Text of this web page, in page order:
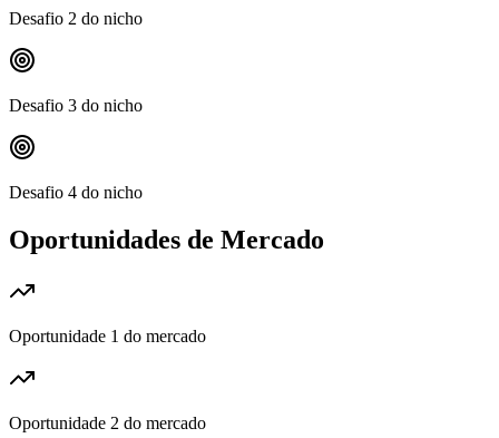
Desafio 2 do nicho
Desafio 3 do nicho
Desafio 4 do nicho
Oportunidades de Mercado
Oportunidade 1 do mercado
Oportunidade 2 do mercado